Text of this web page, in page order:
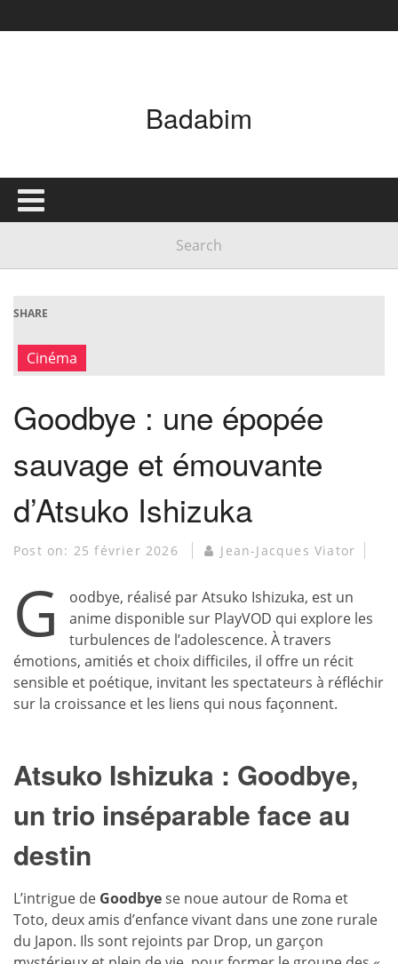
Badabim
SHARE
Cinéma
Goodbye : une épopée
sauvage et émouvante
d’Atsuko Ishizuka
Post on: 25 février 2026 Jean-Jacques Viator
G
oodbye, réalisé par Atsuko Ishizuka, est un
anime disponible sur PlayVOD qui explore les
turbulences de l’adolescence. À travers
émotions, amitiés et choix difficiles, il offre un récit
sensible et poétique, invitant les spectateurs à réfléchir
sur la croissance et les liens qui nous façonnent.
Atsuko Ishizuka : Goodbye,
un trio inséparable face au
destin
L’intrigue de Goodbyese noue autour de Roma et
Toto, deux amis d’enfance vivant dans une zone rurale
du Japon. Ils sont rejoints par Drop, un garçon